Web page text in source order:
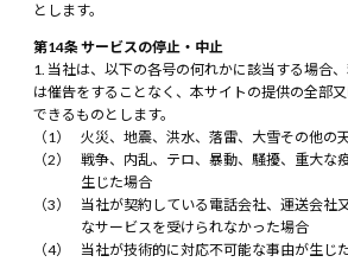
とします。
第14条 サービスの停止・中止
当社は、以下の各号の何れかに該当する場合
は催告をすることなく、本サイトの提供の全部
できるものとします。
火災、地震、洪水、落雷、大雪その他の
戦争、内乱、テロ、暴動、騒擾、重大な
生じた場合
当社が契約している電話会社、運送会社
なサービスを受けられなかった場合
当社が技術的に対応不可能な事由が生じ